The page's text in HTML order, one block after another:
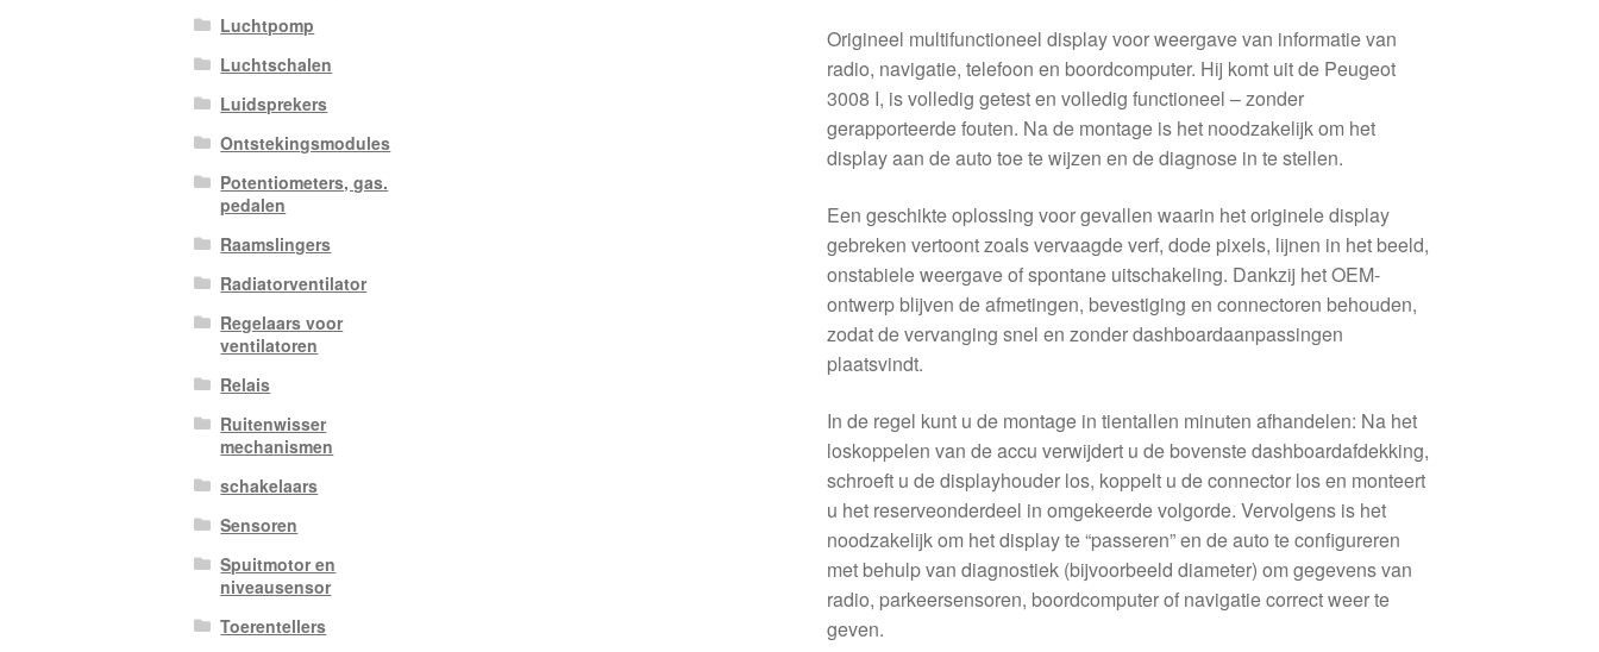
Origineel multifunctioneel display voor weergave van informatie van
radio, navigatie, telefoon en boordcomputer. Hij komt uit de Peugeot
3008 I, is volledig getest en volledig functioneel – zonder
gerapporteerde fouten. Na de montage is het noodzakelijk om het
display aan de auto toe te wijzen en de diagnose in te stellen.
Een geschikte oplossing voor gevallen waarin het originele display
gebreken vertoont zoals vervaagde verf, dode pixels, lijnen in het beeld,
onstabiele weergave of spontane uitschakeling. Dankzij het OEM-
ontwerp blijven de afmetingen, bevestiging en connectoren behouden,
zodat de vervanging snel en zonder dashboardaanpassingen
plaatsvindt.
In de regel kunt u de montage in tientallen minuten afhandelen: Na het
loskoppelen van de accu verwijdert u de bovenste dashboardafdekking,
schroeft u de displayhouder los, koppelt u de connector los en monteert
u het reserveonderdeel in omgekeerde volgorde. Vervolgens is het
noodzakelijk om het display te “passeren” en de auto te configureren
met behulp van diagnostiek (bijvoorbeeld diameter) om gegevens van
radio, parkeersensoren, boordcomputer of navigatie correct weer te
geven.
Luchtpomp
Luchtschalen
Luidsprekers
Ontstekingsmodules
Potentiometers, gas.
pedalen
Raamslingers
Radiatorventilator
Regelaars voor
ventilatoren
Relais
Ruitenwisser
mechanismen
schakelaars
Sensoren
Spuitmotor en
niveausensor
Toerentellers